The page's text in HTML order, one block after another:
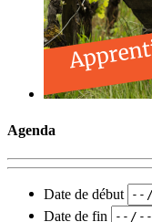
Agenda
Date de début
Date de fin